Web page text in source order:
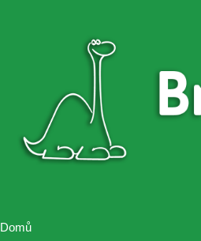
Brontosaurus
Brontosaurus
Domů